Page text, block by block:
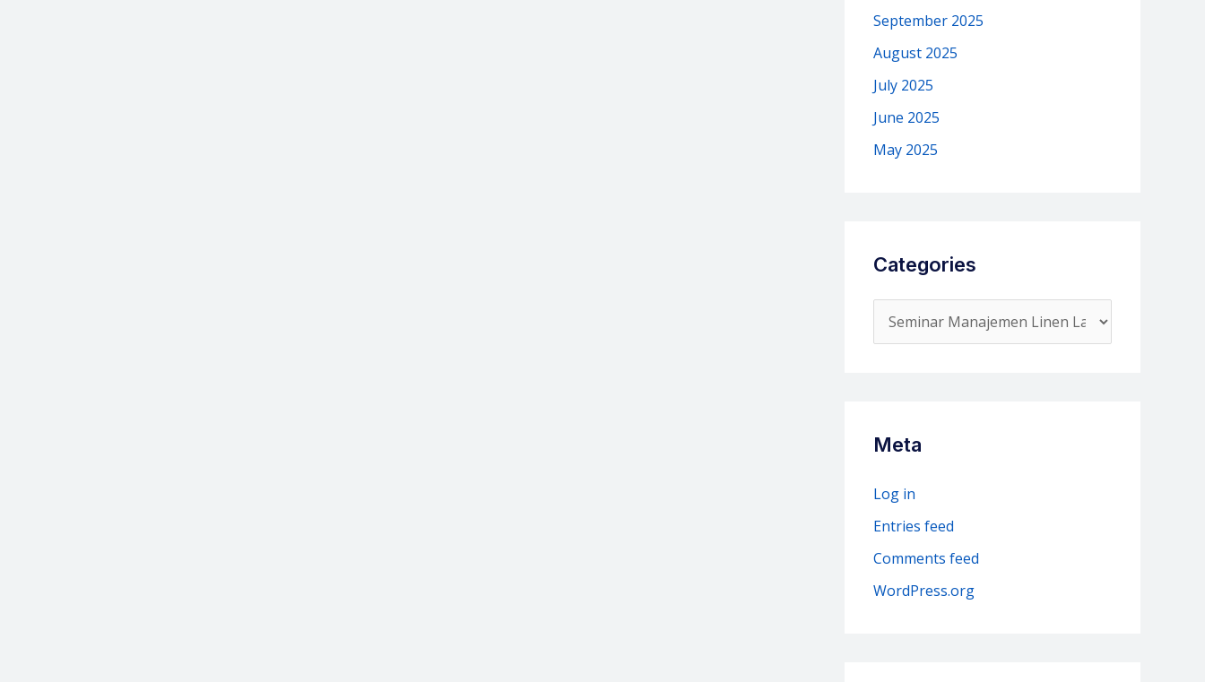
September 2025
August 2025
July 2025
June 2025
May 2025
Categories
a
o
r
Meta
Log in
Entries feed
Comments feed
WordPress.org